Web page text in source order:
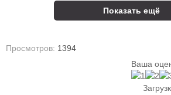
Показать ещё
Просмотров: 1394
Ваша